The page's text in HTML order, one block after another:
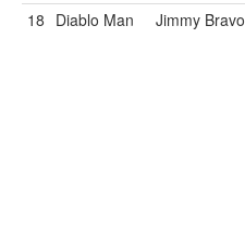
18 Diablo Man Jimmy Bravo